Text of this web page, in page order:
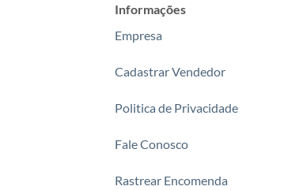
Informações
Empresa
Cadastrar Vendedor
Politica de Privacidade
Fale Conosco
Rastrear Encomenda